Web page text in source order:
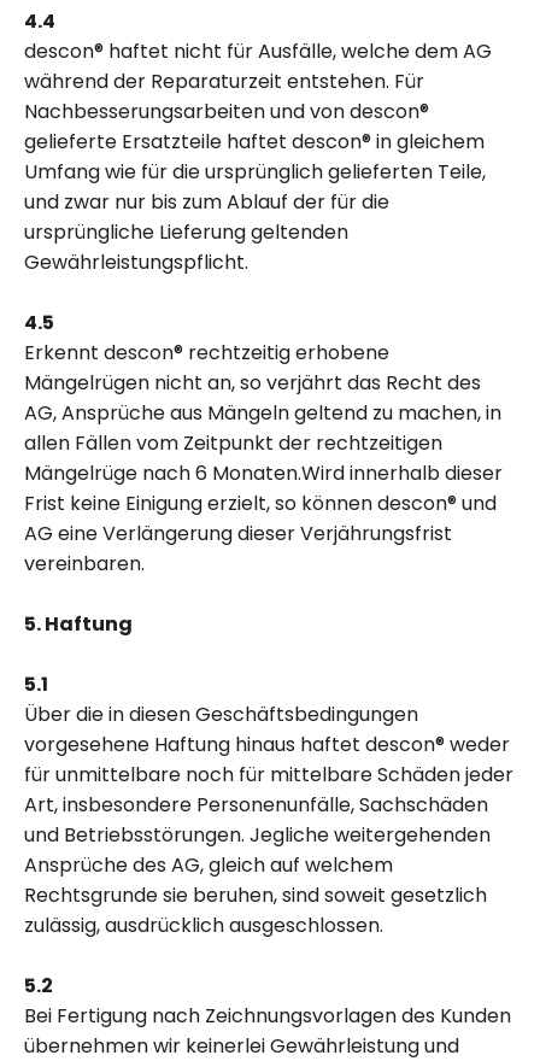
4.4
descon® haftet nicht für Ausfälle, welche dem AG
während der Reparaturzeit entstehen. Für
Nachbesserungsarbeiten und von descon®
gelieferte Ersatzteile haftet descon® in gleichem
Umfang wie für die ursprünglich gelieferten Teile,
und zwar nur bis zum Ablauf der für die
ursprüngliche Lieferung geltenden
Gewährleistungspflicht.
4.5
Erkennt descon® rechtzeitig erhobene
Mängelrügen nicht an, so verjährt das Recht des
AG, Ansprüche aus Mängeln geltend zu machen, in
allen Fällen vom Zeitpunkt der rechtzeitigen
Mängelrüge nach 6 Monaten.Wird innerhalb dieser
Frist keine Einigung erzielt, so können descon® und
AG eine Verlängerung dieser Verjährungsfrist
vereinbaren.
5. Haftung
5.1
Über die in diesen Geschäftsbedingungen
vorgesehene Haftung hinaus haftet descon® weder
für unmittelbare noch für mittelbare Schäden jeder
Art, insbesondere Personenunfälle, Sachschäden
und Betriebsstörungen. Jegliche weitergehenden
Ansprüche des AG, gleich auf welchem
Rechtsgrunde sie beruhen, sind soweit gesetzlich
zulässig, ausdrücklich ausgeschlossen.
5.2
Bei Fertigung nach Zeichnungsvorlagen des Kunden
übernehmen wir keinerlei Gewährleistung und